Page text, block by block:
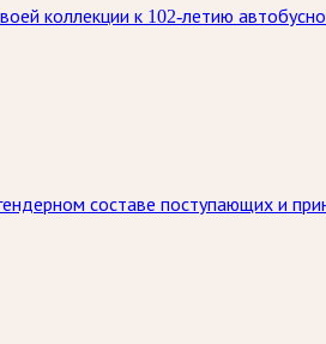
коллекции к 102-летию
составе поступающих и